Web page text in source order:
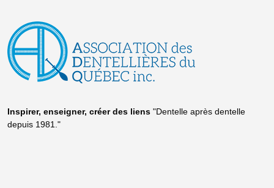
Inspirer, enseigner, créer des liens "Dentelle après dentelle
depuis 1981."